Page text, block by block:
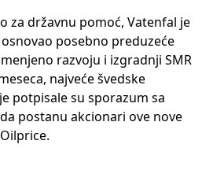
za državnu pomoć, Vatenfal je
posebno preduzeće
razvoju i izgradnji SMR
najveće švedske
potpisale su sporazum sa
postanu akcionari ove nove